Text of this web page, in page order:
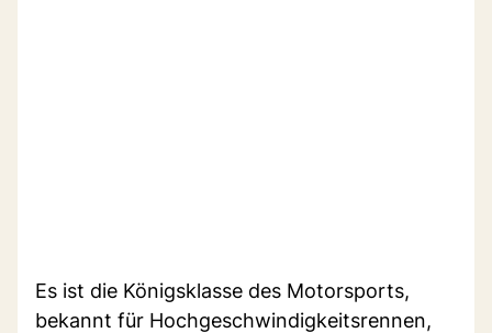
Es ist die Königsklasse des Motorsports,
bekannt für Hochgeschwindigkeitsrennen,